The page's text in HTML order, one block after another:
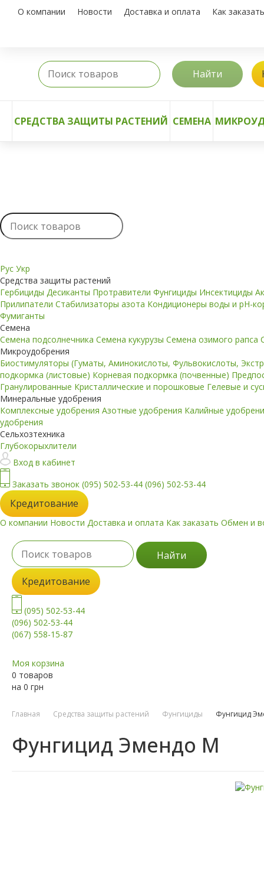
О компании Новости Доставка и оплата Как заказать
Найти
СРЕДСТВА ЗАЩИТЫ РАСТЕНИЙ СЕМЕНА
Рус Укр
Средства защиты растений
Гербициды Десиканты Протравители Фунгициды Инсектициды
Прилипатели Стабилизаторы азота Кондиционеры воды и pH-
Фумиганты
Семена
Семена подсолнечника Семена кукурузы Семена озимого рапса
Микроудобрения
Биостимуляторы (Гуматы, Аминокислоты, Фульвокислоты,
подкормка (листовые) Корневая подкормка (почвенные)
Гранулированные Кристаллические и порошковые Гелевые и
Минеральные удобрения
Комплексные удобрения Азотные удобрения Калийные
удобрения
Сельхозтехника
Глубокорыхлители
Вход в кабинет
Заказать звонок (095) 502-53-44 (096) 502-53-44
Кредитование
О компании Новости Доставка и оплата Как заказать Обмен и
Найти
Кредитование
(095) 502-53-44
(096) 502-53-44
(067) 558-15-87
Моя корзина
0 товаров
на 0 грн
Главная Средства защиты растений Фунгициды Фунгицид
Фунгицид Эмендо М